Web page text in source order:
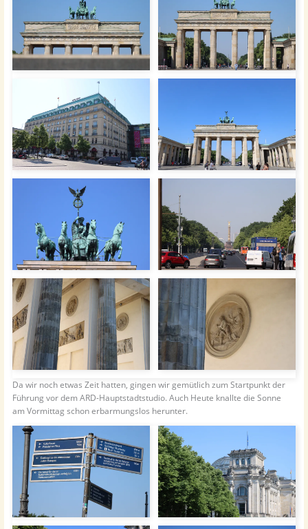
Da wir noch etwas Zeit hatten, gingen wir gemütlich zum Startpunkt der
Führung vor dem ARD-Hauptstadtstudio. Auch Heute knallte die Sonne
am Vormittag schon erbarmungslos herunter.